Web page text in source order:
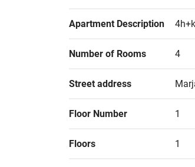
Apartment Description
Number of Rooms 4
Street address
Floor Number 1
Floors 1